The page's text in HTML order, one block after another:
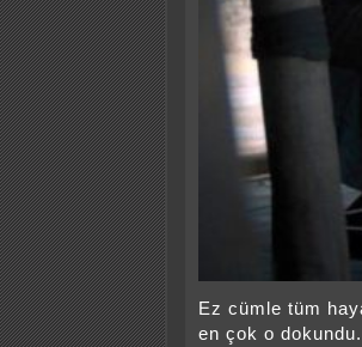
Ez cümle tüm
en çok o